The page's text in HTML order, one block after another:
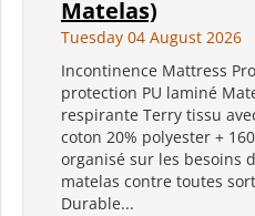
Matelas)
Tuesday 04 August 2026
Incontinence Mattress
protection PU laminé
respirante Terry tissu
coton 20% polyester +
organisé sur les besoins
matelas contre toutes
Durable...